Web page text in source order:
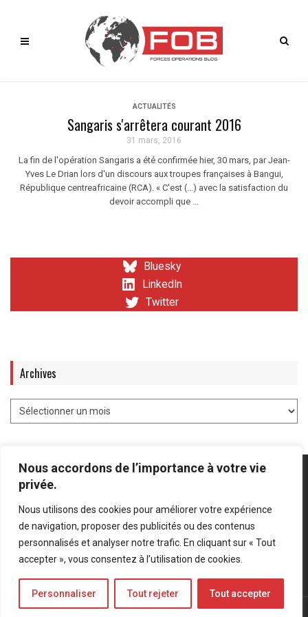
Nous accordons de l’importance à votre vie
privée.
Nous utilisons des cookies pour améliorer votre expérience
de navigation, proposer des publicités ou des contenus
personnalisés et analyser notre trafic. En cliquant sur « Tout
accepter », vous consentez à l’utilisation de cookies.
Personnaliser Tout rejeter Tout accepter
ACTUALITÉS
Sangaris s'arrêtera courant 2016
31 mars, 2016
La fin de l'opération Sangaris a été confirmée hier, 30 mars, par Jean-
Yves Le Drian lors d'un discours aux troupes françaises à Bangui,
République centreafricaine (RCA). « C'est (...) avec la satisfaction du
devoir accompli que ...
Bluesky
LinkedIn
Twitter
Archives
Mentions légales Politique de confidentialité
Bluesky
LinkedIn
Twitter
© Forces Operations Blog - 2022